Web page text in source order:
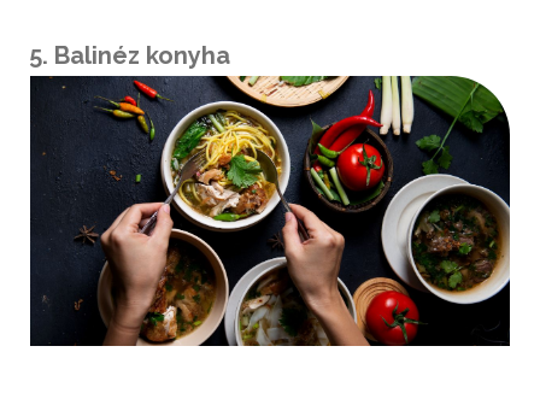
5. Balinéz konyha